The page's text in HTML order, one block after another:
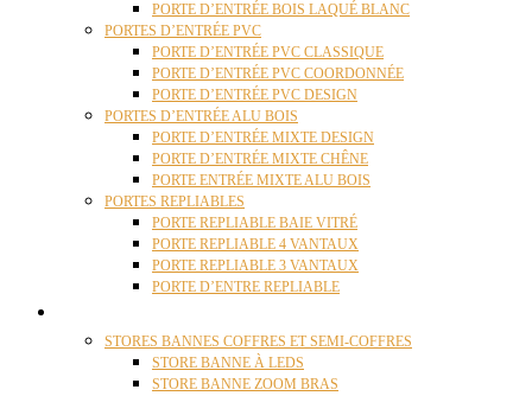
PORTE D’ENTRÉE BOIS LAQUÉ BLANC
PORTES D’ENTRÉE PVC
PORTE D’ENTRÉE PVC CLASSIQUE
PORTE D’ENTRÉE PVC COORDONNÉE
PORTE D’ENTRÉE PVC DESIGN
PORTES D’ENTRÉE ALU BOIS
PORTE D’ENTRÉE MIXTE DESIGN
PORTE D’ENTRÉE MIXTE CHÊNE
PORTE ENTRÉE MIXTE ALU BOIS
PORTES REPLIABLES
PORTE REPLIABLE BAIE VITRÉ
PORTE REPLIABLE 4 VANTAUX
PORTE REPLIABLE 3 VANTAUX
PORTE D’ENTRE REPLIABLE
STORES BANNES COFFRES ET SEMI-COFFRES
STORE BANNE À LEDS
STORE BANNE ZOOM BRAS